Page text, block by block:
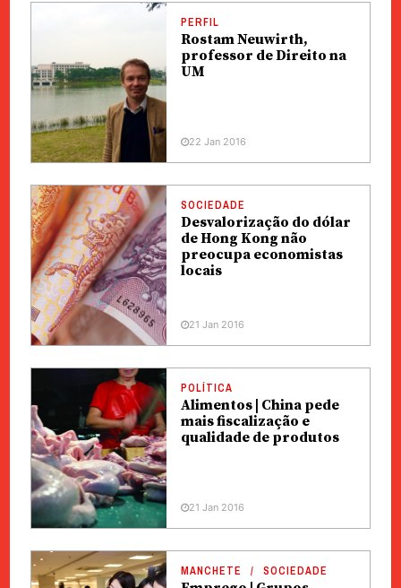
PERFIL
Rostam Neuwirth,
professor de Direito na
UM
22 Jan 2016
SOCIEDADE
Desvalorização do dólar
de Hong Kong não
preocupa economistas
locais
21 Jan 2016
POLÍTICA
Alimentos | China pede
mais fiscalização e
qualidade de produtos
21 Jan 2016
MANCHETE SOCIEDADE